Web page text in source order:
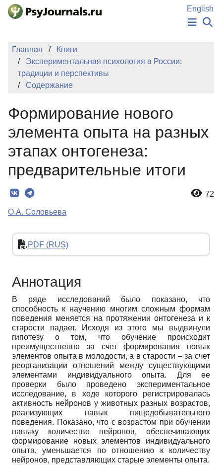
Перейти к основному содержанию
English
ПОДАТЬ РУКОПИСЬ
Регистрация
Вход
Главная
Книги
Экспериментальная психология в России:
традиции и перспективы
Содержание
Формирование нового
элемента опыта на разных
этапах онтогенеза:
предварительные итоги
72
О.А. Соловьева
PDF (RUS)
Аннотация
В ряде исследований было показано, что
способность к научению многим сложным формам
поведения меняется на протяжении онтогенеза и к
старости падает. Исходя из этого мы выдвинули
гипотезу о том, что обучение происходит
преимущественно за счет формирования новых
элементов опыта в молодости, а в старости – за счет
реорганизации отношений между существующими
элементами индивидуального опыта. Для ее
проверки было проведено экспериментальное
исследование, в ходе которого регистрировалась
активность нейронов у животных разных возрастов,
реализующих навык пищедобывательного
поведения. Показано, что с возрастом при обучении
навыку количество нейронов, обеспечивающих
формирование новых элементов индивидуального
опыта, уменьшается по отношению к количеству
нейронов, представляющих старые элементы опыта.